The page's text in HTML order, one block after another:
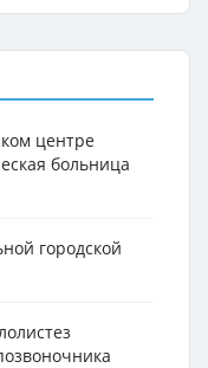
центре
больница
городской